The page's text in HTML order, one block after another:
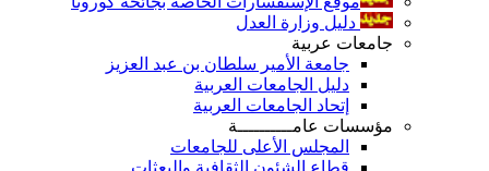
دليل وزارة العدل
جامعات عربية
جامعة الأمير سلطان بن عبد العزيز
دليل الجامعات العربية
إتحاد الجامعات العربية
مؤسسات عامــــــــــة
المجلس الأعلى للجامعات
قطاع الشئون الثقافية والبعثات